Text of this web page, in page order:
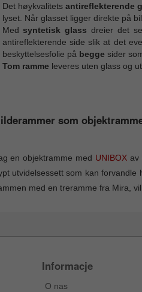
Det høykvalitets antireflekterende
lyset. Når glasset ligger direkte på
Med syntetisk glass dreier det
antireflekterende side slik at det
beskyttelsesfolie på begge sider
Tom ramme leveres uten glass og
som
en objektramme med UNIBOX av
utvidelsessett som kan forvandle
med en treramme fra Mira,
Informacje
O nas